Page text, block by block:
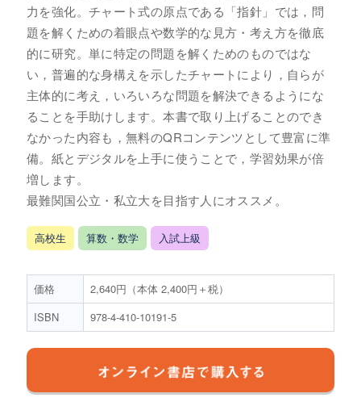
力を強化。チャート式の原点である「指針」では，問
題を解くための着眼点や数学的な見方・考え方を徹底
的に研究。単に特定の問題を解くためのものではな
い，普遍的な身構えを示したチャートにより，自らが
主体的に考え，いろいろな問題を解決できるようにな
ることを手助けします。本書で取り上げることのでき
なかった内容も，無料のQRコンテンツとして豊富に準
備。紙とデジタルを上手に使うことで，学習効果が倍
増します。
最難関国公立・私立大を目指す人にオススメ。
高校生 算数・数学 入試上級
価格
2,640円（本体 2,400円＋税）
ISBN
978-4-410-10191-5